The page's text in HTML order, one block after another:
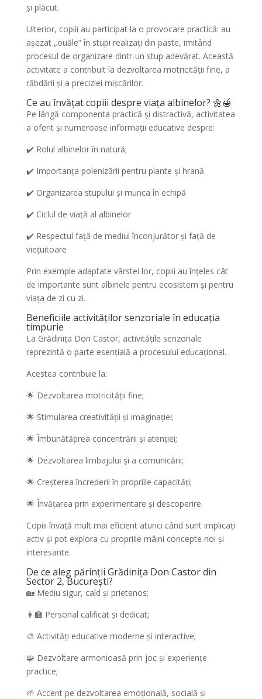
și plăcut.
Ulterior, copiii au participat la o provocare practică: au
așezat „ouăle” în stupi realizați din paste, imitând
procesul de organizare dintr-un stup adevărat. Această
activitate a contribuit la dezvoltarea motricității fine, a
răbdării și a preciziei mișcărilor.
Ce au învățat copiii despre viața albinelor? 🌼🍯
Pe lângă componenta practică și distractivă, activitatea
a oferit și numeroase informații educative despre:
✔️ Rolul albinelor în natură;
✔️ Importanța polenizării pentru plante și hrană
✔️ Organizarea stupului și munca în echipă
✔️ Ciclul de viață al albinelor
✔️ Respectul față de mediul înconjurător și față de
viețuitoare
Prin exemple adaptate vârstei lor, copiii au înțeles cât
de importante sunt albinele pentru ecosistem și pentru
viața de zi cu zi.
Beneficiile activităților senzoriale în educația
timpurie
La Grădinița Don Castor, activitățile senzoriale
reprezintă o parte esențială a procesului educațional.
Acestea contribuie la:
🌟 Dezvoltarea motricității fine;
🌟 Stimularea creativității și imaginației;
🌟 Îmbunătățirea concentrării și atenției;
🌟 Dezvoltarea limbajului și a comunicării;
🌟 Creșterea încrederii în propriile capacități;
🌟 Învățarea prin experimentare și descoperire.
Copiii învață mult mai eficient atunci când sunt implicați
activ și pot explora cu propriile mâini concepte noi și
interesante.
De ce aleg părinții Grădinița Don Castor din
Sector 2, București?
🏡 Mediu sigur, cald și prietenos;
👩‍🏫 Personal calificat și dedicat;
🎨 Activități educative moderne și interactive;
🧩 Dezvoltare armonioasă prin joc și experiențe
practice;
🌱 Accent pe dezvoltarea emoțională, socială și